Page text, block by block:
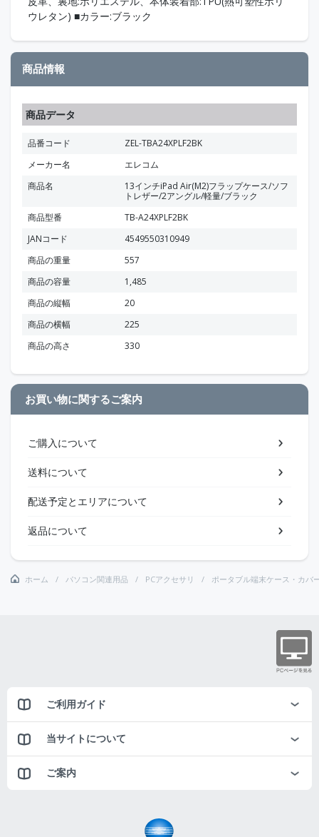
ウレタン) ■カラー:ブラック
商品情報
商品データ
品番コード
ZEL-TBA24XPLF2BK
メーカー名
エレコム
商品名
13インチiPad Air(M2)フラップケース/ソフ
トレザー/2アングル/軽量/ブラック
商品型番
TB-A24XPLF2BK
JANコード
4549550310949
商品の重量
557
商品の容量
1,485
商品の縦幅
20
商品の横幅
225
商品の高さ
330
お買い物に関するご案内
ご購入について
送料について
配送予定とエリアについて
返品について
ホーム パソコン関連用品 PCアクセサリ ポータブル端末ケース・カバ
ご利用ガイド
当サイトについて
ご案内